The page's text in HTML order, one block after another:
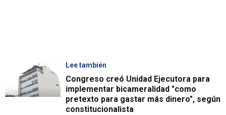
Lee también
Congreso creó Unidad Ejecutora para
implementar bicameralidad "como
pretexto para gastar más dinero", según
constitucionalista